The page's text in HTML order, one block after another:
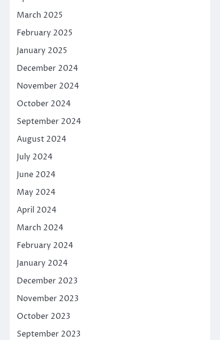
March 2025
February 2025
January 2025
December 2024
November 2024
October 2024
September 2024
August 2024
July 2024
June 2024
May 2024
April 2024
March 2024
February 2024
January 2024
December 2023
November 2023
October 2023
September 2023